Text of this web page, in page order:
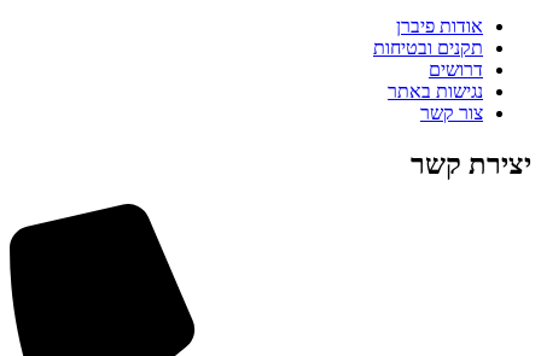
אודות פיברן
תקנים ובטיחות
דרושים
נגישות באתר
צור קשר
יצירת קשר